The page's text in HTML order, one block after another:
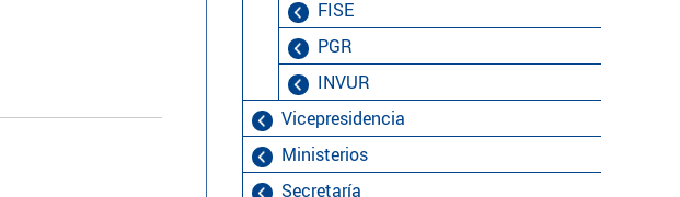
Vicepresidencia
Ministerios
Secretaría
FISE
PGR
INVUR